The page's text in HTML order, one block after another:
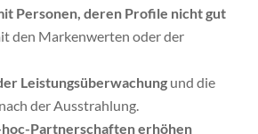
Personen, deren Profile nicht gut
den Markenwerten oder der
Leistungsüberwachung und die
der Ausstrahlung.
Partnerschaften erhöhen